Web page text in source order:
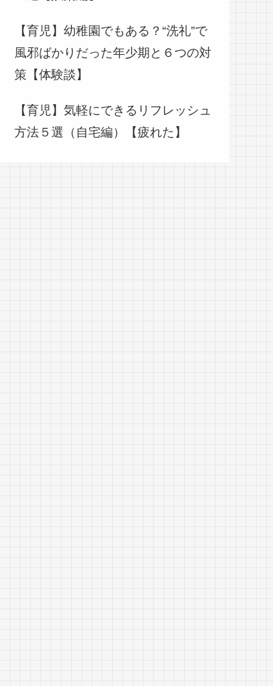
【育児】幼稚園でもある？“洗礼”で
風邪ばかりだった年少期と６つの対
策【体験談】
【育児】気軽にできるリフレッシュ
方法５選（自宅編）【疲れた】